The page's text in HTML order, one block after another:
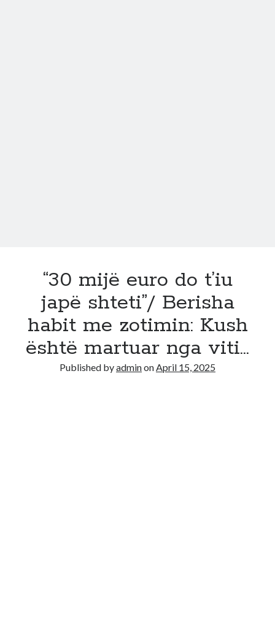
“30 mijë euro do t’iu
japë shteti”/ Berisha
habit me zotimin: Kush
është martuar nga viti…
Published byadminonApril 15, 2025